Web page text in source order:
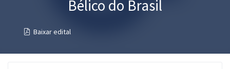
Bélico do Brasil
Baixar edital